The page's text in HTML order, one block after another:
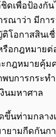
ดเพื่อป้องกั
รณาว่า มีกา
อกาสสินเชื่
หรือกฎหมาย
ะกฎหมายคุ้
พบการกระท
นมหาศาล
ขึ้นท่ามกลา
ยามกีดกันก